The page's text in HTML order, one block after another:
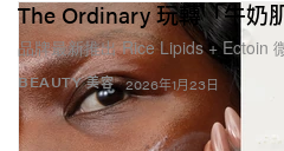
BEAUTY 美容
The Ordinary 玩轉「牛奶
品牌最新推出 Rice Lipids + Ectoin
2026年1月23日